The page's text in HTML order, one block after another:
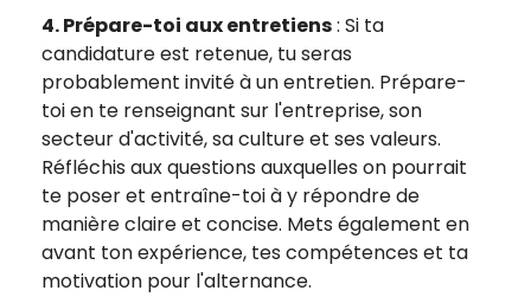
4. Prépare-toi aux entretiens: Si ta
candidature est retenue, tu seras
probablement invité à un entretien. Prépare-
toi en te renseignant sur l'entreprise, son
secteur d'activité, sa culture et ses valeurs.
Réfléchis aux questions auxquelles on pourrait
te poser et entraîne-toi à y répondre de
manière claire et concise. Mets également en
avant ton expérience, tes compétences et ta
motivation pour l'alternance.